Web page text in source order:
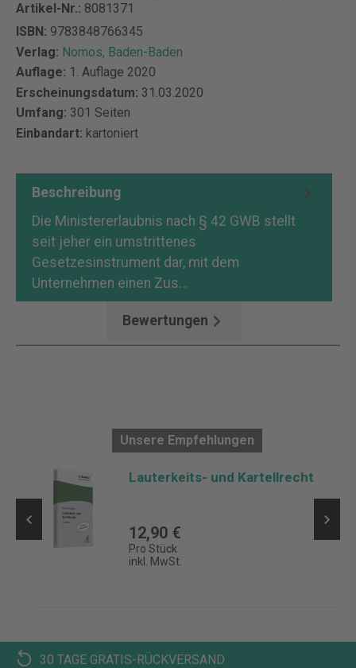
Artikel-Nr.: 8081371
ISBN: 9783848766345
Verlag: Nomos, Baden-Baden
Auflage: 1. Auflage 2020
Erscheinungsdatum: 31.03.2020
Umfang: 301 Seiten
Einbandart: kartoniert
Beschreibung
Die Ministererlaubnis nach § 42 GWB stellt
seit jeher ein umstrittenes
Gesetzesinstrument dar, mit dem
Unternehmen einen Zus…
Bewertungen
Unsere Empfehlungen
Lauterkeits- und Kartellrecht
12,90 €
Pro Stück
inkl. MwSt.
30 TAGE GRATIS-RÜCKVERSAND